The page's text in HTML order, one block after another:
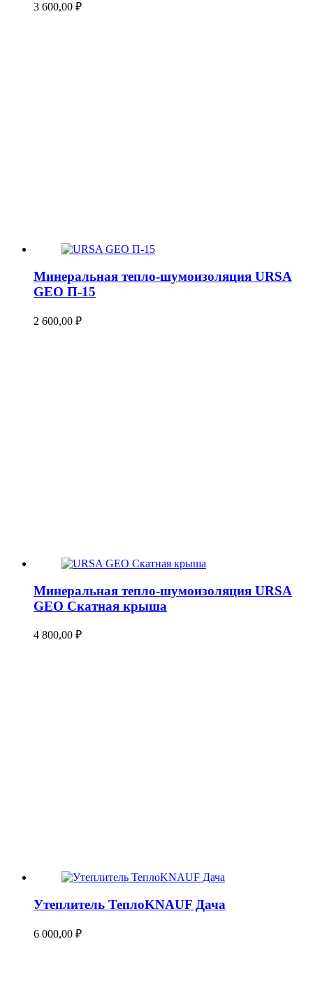
3 600,00 ₽
Минеральная тепло-шумоизоляция URSA
GEO П-15
2 600,00 ₽
Минеральная тепло-шумоизоляция URSA
GEO Скатная крыша
4 800,00 ₽
Утеплитель ТеплоKNAUF Дача
6 000,00 ₽